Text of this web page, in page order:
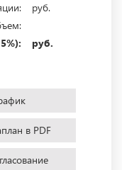
руб.
руб.
в PDF